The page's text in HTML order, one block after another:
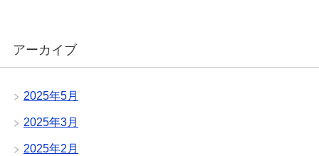
アーカイブ
2025年5月
2025年3月
2025年2月